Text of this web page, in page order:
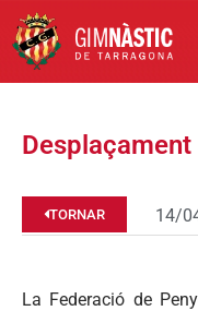
TORNAR 14/
La Federació de